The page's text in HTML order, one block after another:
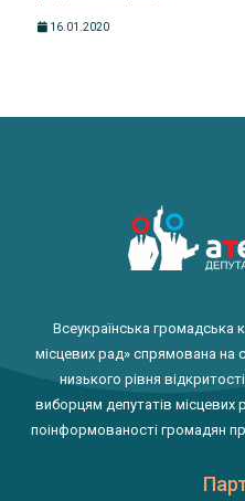
16.01.2020
Всеукраїнська громадська
місцевих рад» спрямована на
низького рівня
виборцям депутатів місцевих
поінформованості громадян